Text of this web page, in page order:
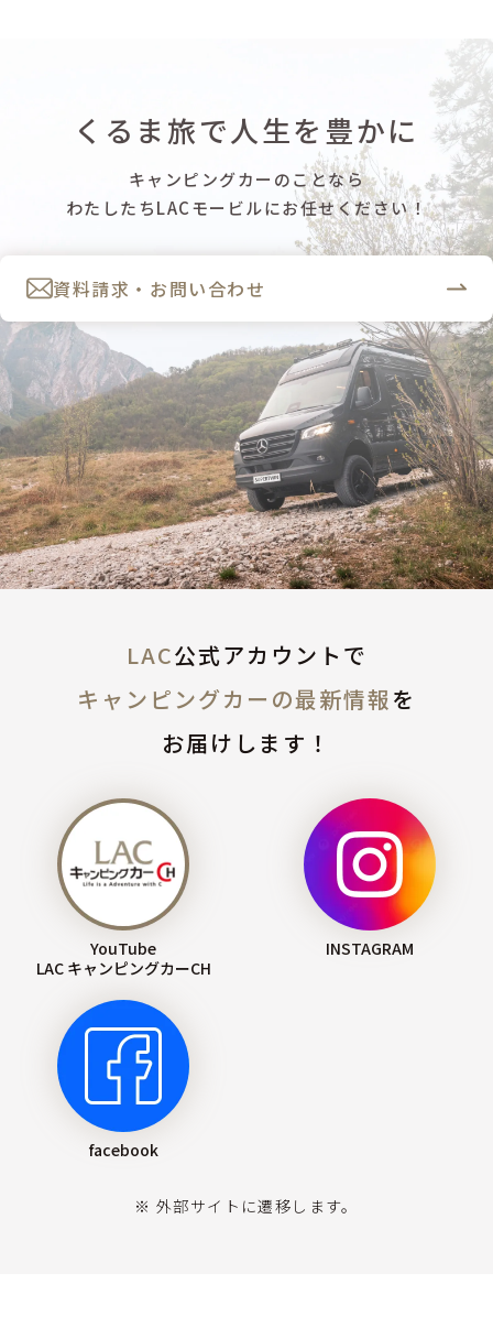
くるま旅で人生を豊かに
キャンピングカーのことなら
わたしたちLACモービルにお任せください！
資料請求・お問い合わせ
LAC公式アカウントで
キャンピングカーの最新情報を
お届けします！
YouTube
LAC キャンピングカーCH
INSTAGRAM
facebook
※ 外部サイトに遷移します。